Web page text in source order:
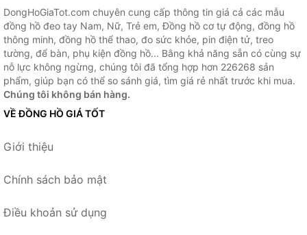
DongHoGiaTot.com chuyên cung cấp thông tin giá cả các mẫu
đồng hồ đeo tay Nam, Nữ, Trẻ em, Đồng hồ cơ tự động, đồng hồ
thông minh, đồng hồ thể thao, đo sức khỏe, pin điện tử, treo
tường, để bàn, phụ kiện đồng hồ... Bằng khả năng sẵn có cùng sự
nỗ lực không ngừng, chúng tôi đã tổng hợp hơn 226268 sản
phẩm, giúp bạn có thể so sánh giá, tìm giá rẻ nhất trước khi mua.
Chúng tôi không bán hàng.
VỀ ĐỒNG HỒ GIÁ TỐT
Giới thiệu
Chính sách bảo mật
Điều khoản sử dụng